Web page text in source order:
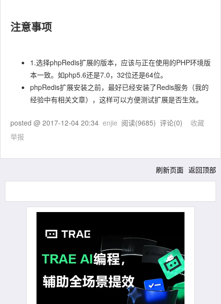
注意事项
1.选择phpRedis扩展的版本，应该与正在使用的PHP环境版
本一致。如php5.6还是7.0，32位还是64位。
phpRedis扩展安装之前，最好已经安装了Redis服务（我的
经验中有相关文章），这样可以方便测试扩展是否生效。
posted @ 2017-12-04 20:34 enjie 阅读(9685) 评论(0) 收藏
举报
刷新页面 返回顶部